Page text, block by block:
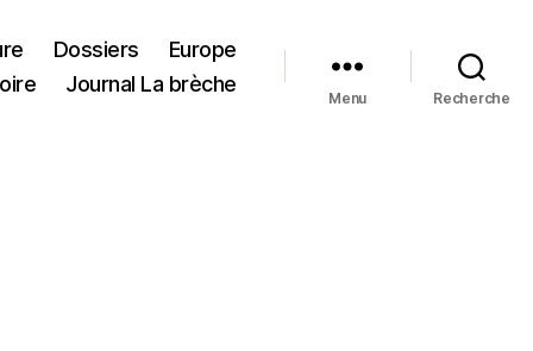
Dossiers
Europe
Journal La brèche
Menu Recherche